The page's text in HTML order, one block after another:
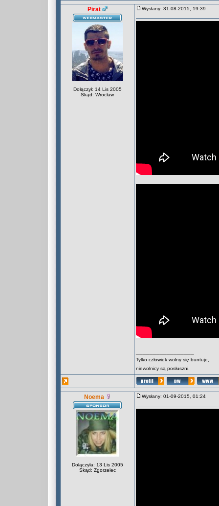
Pirat
Dołączył: 14 Lis 2005
Skąd: Wrocław
Wysłany: 31-08-2015, 19:39
Tylko człowiek wolny się buntuje,
niewolnicy są posłuszni.
Noema
Dołączyła: 13 Lis 2005
Skąd: Zgorzelec
Wysłany: 01-09-2015, 01:24